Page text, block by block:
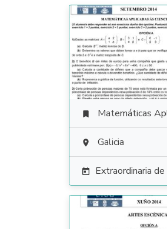
 Matemáticas Aplicadas a las
 Galicia
 Extraordinaria